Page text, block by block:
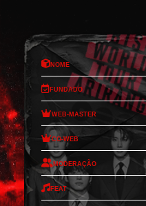
Nome
Fundado
Web-Master
Co-Web
Moderação
Feat